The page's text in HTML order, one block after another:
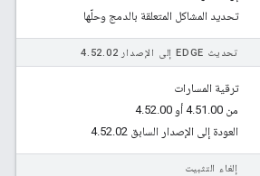
تحديد المشاكل المتعلقة بالدمج وحلّها
تحديث EDGE إلى الإصدار 4 . 52.02
ترقية المسارات
من 4
.51 .00 أو 4 .52.00
العودة إلى الإصدار السابق 4
.52.02
إلغاء التثبيت